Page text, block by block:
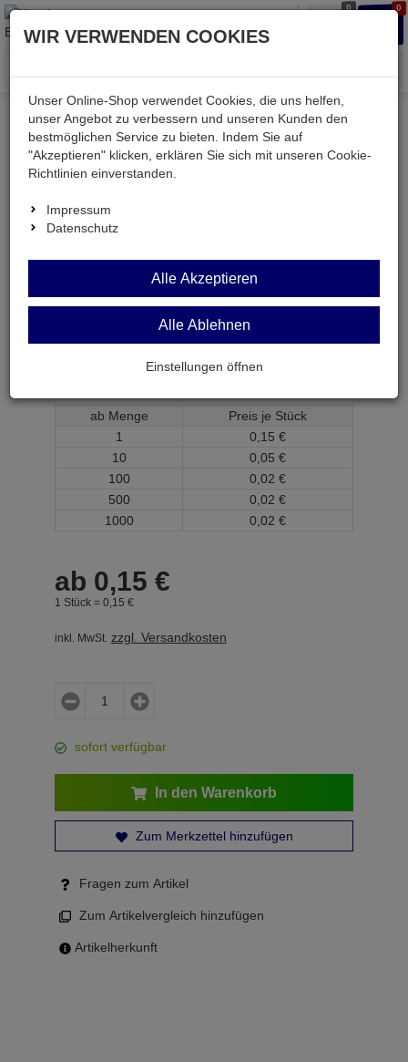
0 0
Menü
Weiter einkaufen Kessler electronic
passiv
Widerstände
M0402 150K
M0402 150K
150 kOhm 1% 0,063W BF 0402
ab Menge
Preis je Stück
1
0, 15 €
10
0, 05 €
100
0, 02 €
500
0, 02 €
1000
0, 02 €
ab 0,15 €
1 Stück = 0, 15 €
inkl. MwSt. zzgl. Versandkosten
sofort verfügbar
In den Warenkorb
Zum Merkzettel hinzufügen
Fragen zum Artikel
Zum Artikelvergleich hinzufügen
Artikelherkunft
WIR VERWENDEN COOKIES
Unser Online-Shop verwendet Cookies, die uns helfen,
unser Angebot zu verbessern und unseren Kunden den
bestmöglichen Service zu bieten. Indem Sie auf
"Akzeptieren" klicken, erklären Sie sich mit unseren Cookie-
Richtlinien einverstanden.
Impressum
Datenschutz
Alle Akzeptieren
Alle Ablehnen
Einstellungen öffnen